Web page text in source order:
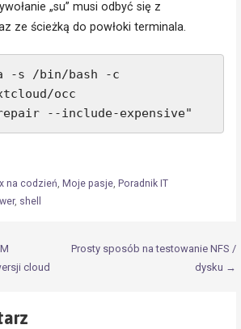
„su” musi odbyć się z
ze ścieżką do powłoki terminala.
-s /bin/bash -c
occ
--include-expensive"
na codzień, Moje pasje, Poradnik IT
, shell
cloud
Prosty sposób na testowanie NFS /
dysku →